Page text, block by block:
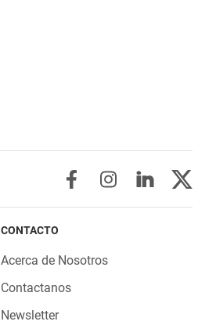
CONTACTO
Acerca de Nosotros
Contactanos
Newsletter